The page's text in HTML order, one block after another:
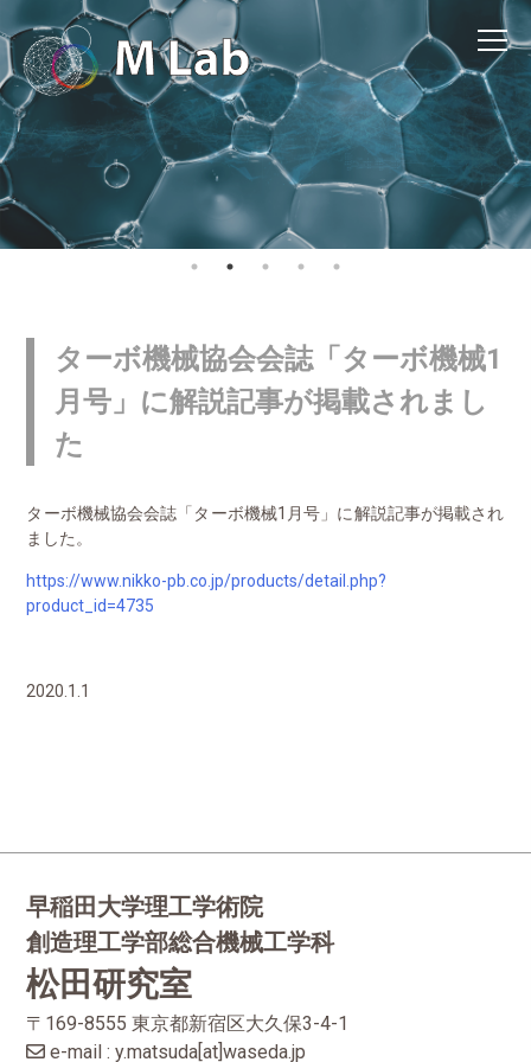
ターボ機械協会会誌「ターボ機械1
月号」に解説記事が掲載されまし
た
ターボ機械協会会誌「ターボ機械1月号」に解説記事が掲載され
ました。
https://www.nikko-pb.co.jp/products/detail.php?
product_id=4735
2020.1.1
早稲田大学理工学術院
創造理工学部総合機械工学科
松田研究室
〒169-8555 東京都新宿区大久保3-4-1
e-mail : y.matsuda[at]waseda.jp